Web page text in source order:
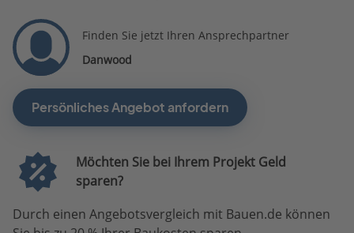
Finden Sie jetzt Ihren Ansprechpartner
Danwood
Persönliches Angebot anfordern
Möchten Sie bei Ihrem Projekt Geld
sparen?
Durch einen Angebotsvergleich mit Bauen.de können